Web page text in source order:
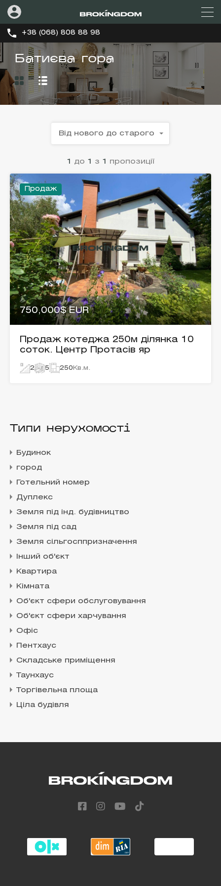
+38 (068) 808 88 98
Батиєва гора
1 до 1 з 1 пропозиції
Від нового до старого
Продаж
750,000$ EUR
Продаж котеджа 250м ділянка 10
соток. Центр Протасів яр
2 5 250 Кв.м.
Типи нерухомості
Будинок
город
Готельний номер
Дуплекс
Земля під інд. будівництво
Земля під сад
Земля сільгосппризначення
Інший об'єкт
Квартира
Кімната
Об'єкт сфери обслуговування
Об'єкт сфери харчування
Офіс
Пентхаус
Складське приміщення
Таунхаус
Торгівельна площа
Ціла будівля